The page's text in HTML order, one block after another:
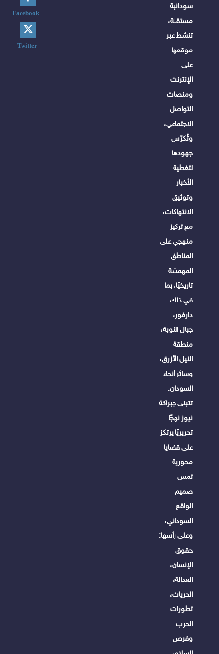
سودانية
مستقلة،
تنشط عبر
موقعها
على
الإنترنت
ومنصات
التواصل
الاجتماعي،
وتُكرّس
جهودها
لتغطية
الأخبار
وتوثيق
الانتهاكات،
مع تركيز
منهجي على
المناطق
المهمشة
تاريخيًا، بما
في ذلك
دارفور،
جبال النوبة،
منطقة
النيل الأزرق،
وسائر أنحاء
السودان.
تتبنى جبراكة
نيوز نهجًا
تحريريًا يرتكز
على قضايا
محورية
تمس
صميم
الواقع
السوداني،
وعلى رأسها:
حقوق
الإنسان،
العدالة،
الحريات،
تطورات
الحرب
وفرص
Facebook
Twitter